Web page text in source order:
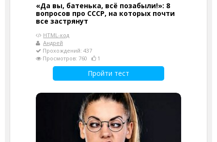
«Да вы, батенька, всё позабыли!»: 8
вопросов про СССР, на которых почти
все застрянут
HTML-код
Андрей
Прохождений: 437
Просмотров: 760
1
Пройти тест